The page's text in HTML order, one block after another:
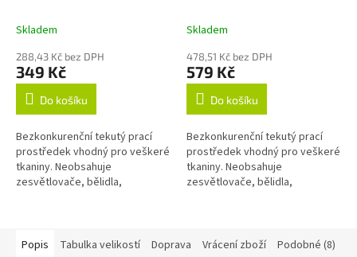
Skladem
288,43 Kč bez DPH
349 Kč
Do košíku
Bezkonkurenční tekutý prací
prostředek vhodný pro veškeré
tkaniny. Neobsahuje
zesvětlovače, bělidla,
Skladem
478,51 Kč bez DPH
579 Kč
Do košíku
Bezkonkurenční tekutý prací
prostředek vhodný pro veškeré
tkaniny. Neobsahuje
zesvětlovače, bělidla,
Popis
Tabulka velikostí Doprava Vrácení zboží Podobné (8)